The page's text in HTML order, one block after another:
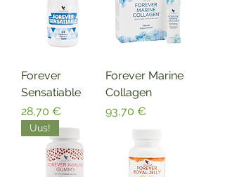
Forever
Sensatiable
Hinta
28,70 €
Forever Marine
Collagen
Hinta
93,70 €
Uus!